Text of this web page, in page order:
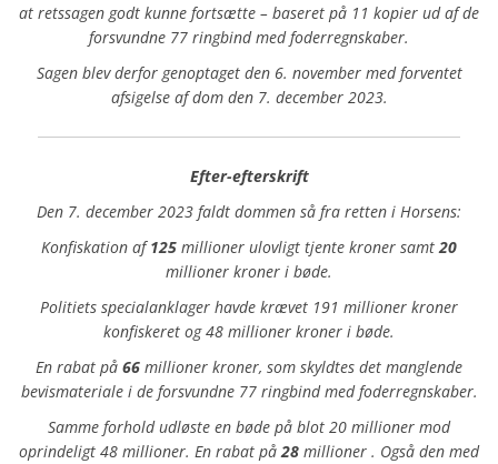
at retssagen godt kunne fortsætte – baseret på 11 kopier ud af de
forsvundne 77 ringbind med foderregnskaber.
Sagen blev derfor genoptaget den 6. november med forventet
afsigelse af dom den 7. december 2023.
Efter-efterskrift
Den 7. december 2023 faldt dommen så fra retten i Horsens:
Konfiskation af125 millioner ulovligt tjente kroner samt 20
millioner kroner i bøde.
Politiets specialanklager havde krævet 191 millioner kroner
konfiskeret og 48 millioner kroner i bøde.
En rabat på 66 millioner kroner, som skyldtes det manglende
bevismateriale i de forsvundne 77 ringbind med foderregnskaber.
Samme forhold udløste en bøde på blot 20 millioner mod
oprindeligt 48 millioner. En rabat på 28 millioner . Også den med